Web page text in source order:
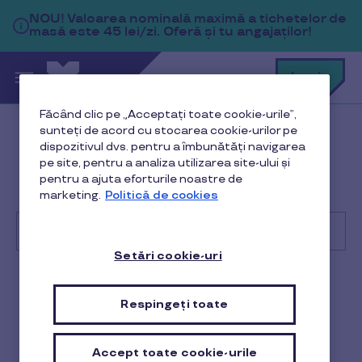
Sari la conținutul principal
Login
Help Center Client
Administrare beneficii și comenzi
Când primesc angajații mei sumele pe card?
ajuta?
Client
Când primesc angajații mei
NOU! Valoarea nominală maximă a tichetelor de
masă este 45 lei/zi. Oferă și tu angajaților!
Făcând clic pe „Acceptați toate cookie-urile”,
sunteți de acord cu stocarea cookie-urilor pe
dispozitivul dvs. pentru a îmbunătăți navigarea
pe site, pentru a analiza utilizarea site-ului și
pentru a ajuta eforturile noastre de
marketing. Politică de cookies
Setări cookie-uri
Respingeți toate
Accept toate cookie-urile